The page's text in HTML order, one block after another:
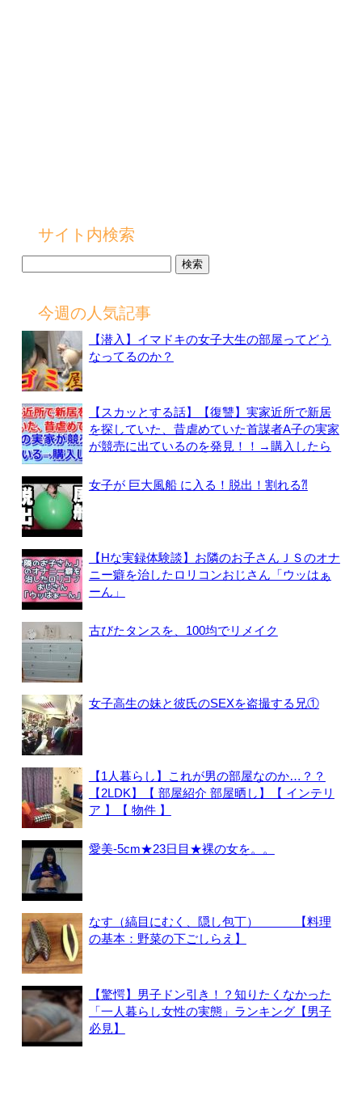
サイト内検索
今週の人気記事
【潜入】イマドキの女子大生の部屋ってどう
なってるのか？
【スカッとする話】【復讐】実家近所で新居
を探していた、昔虐めていた首謀者A子の実家
が競売に出ているのを発見！！→購入したら
女子が 巨大風船 に入る！脱出！割れる⁈
【Hな実録体験談】お隣のお子さんＪＳのオナ
ニー癖を治したロリコンおじさん「ウッはぁ
ーん」
古びたタンスを、100均でリメイク
女子高生の妹と彼氏のSEXを盗撮する兄①
【1人暮らし】これが男の部屋なのか…？？
【2LDK】【 部屋紹介 部屋晒し】【 インテリ
ア 】【 物件 】
愛美-5cm★23日目★裸の女を。。
なす（縞目にむく、隠し包丁） 【料理
の基本：野菜の下ごしらえ】
【驚愕】男子ドン引き！？知りたくなかった
「一人暮らし女性の実態」ランキング【男子
必見】